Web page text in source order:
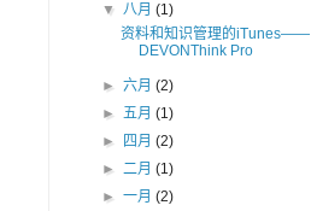
▼八月(1)
资料和知识管理的iTunes——
DEVONThink Pro
►六月(2)
►五月(1)
►
四月(2)
►二月(1)
►一月(2)